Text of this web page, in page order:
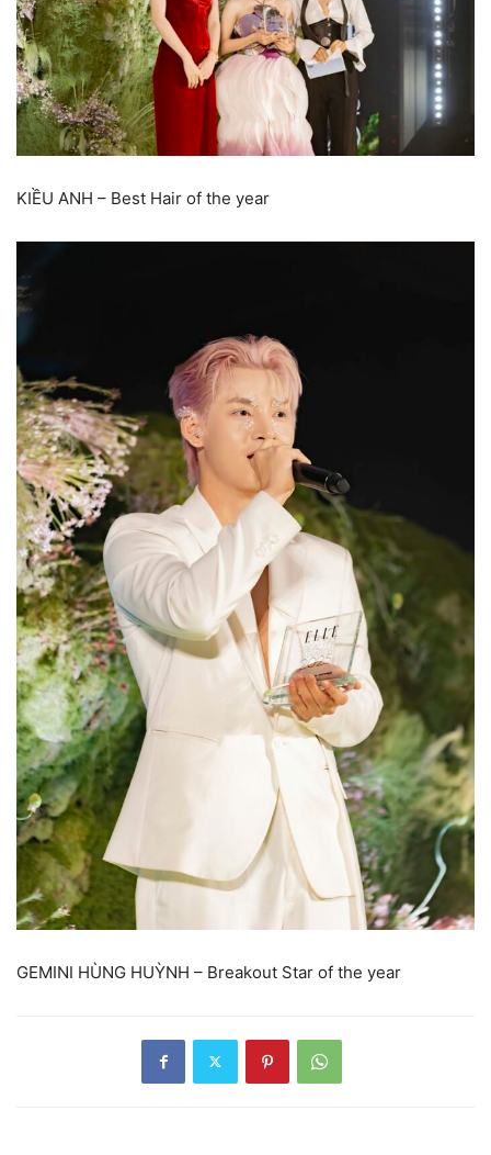
KIỀU ANH – Best Hair of the year
GEMINI HÙNG HUỲNH – Breakout Star of the year